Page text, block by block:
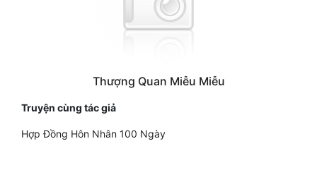
Thượng Quan Miễu Miễu
Truyện cùng tác giả
Hợp Đồng Hôn Nhân 100 Ngày